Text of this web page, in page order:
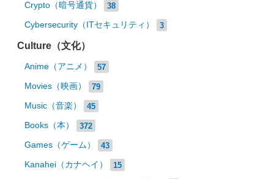
Crypto（暗号通貨） 38
Cybersecurity（ITセキュリティ） 3
Culture（文化）
Anime（アニメ） 57
Movies（映画） 79
Music（音楽） 45
Books（本） 372
Games（ゲーム） 43
Kanahei（カナヘイ） 15